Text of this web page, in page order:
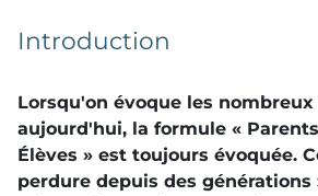
Introduction
Lorsqu'on évoque les
aujourd'hui, la formule «
Élèves » est toujours évoquée.
perdure depuis des générations